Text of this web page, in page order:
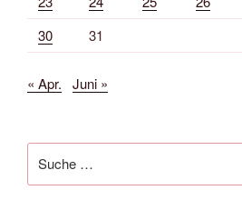
30
31
« Apr. Juni »
nach: